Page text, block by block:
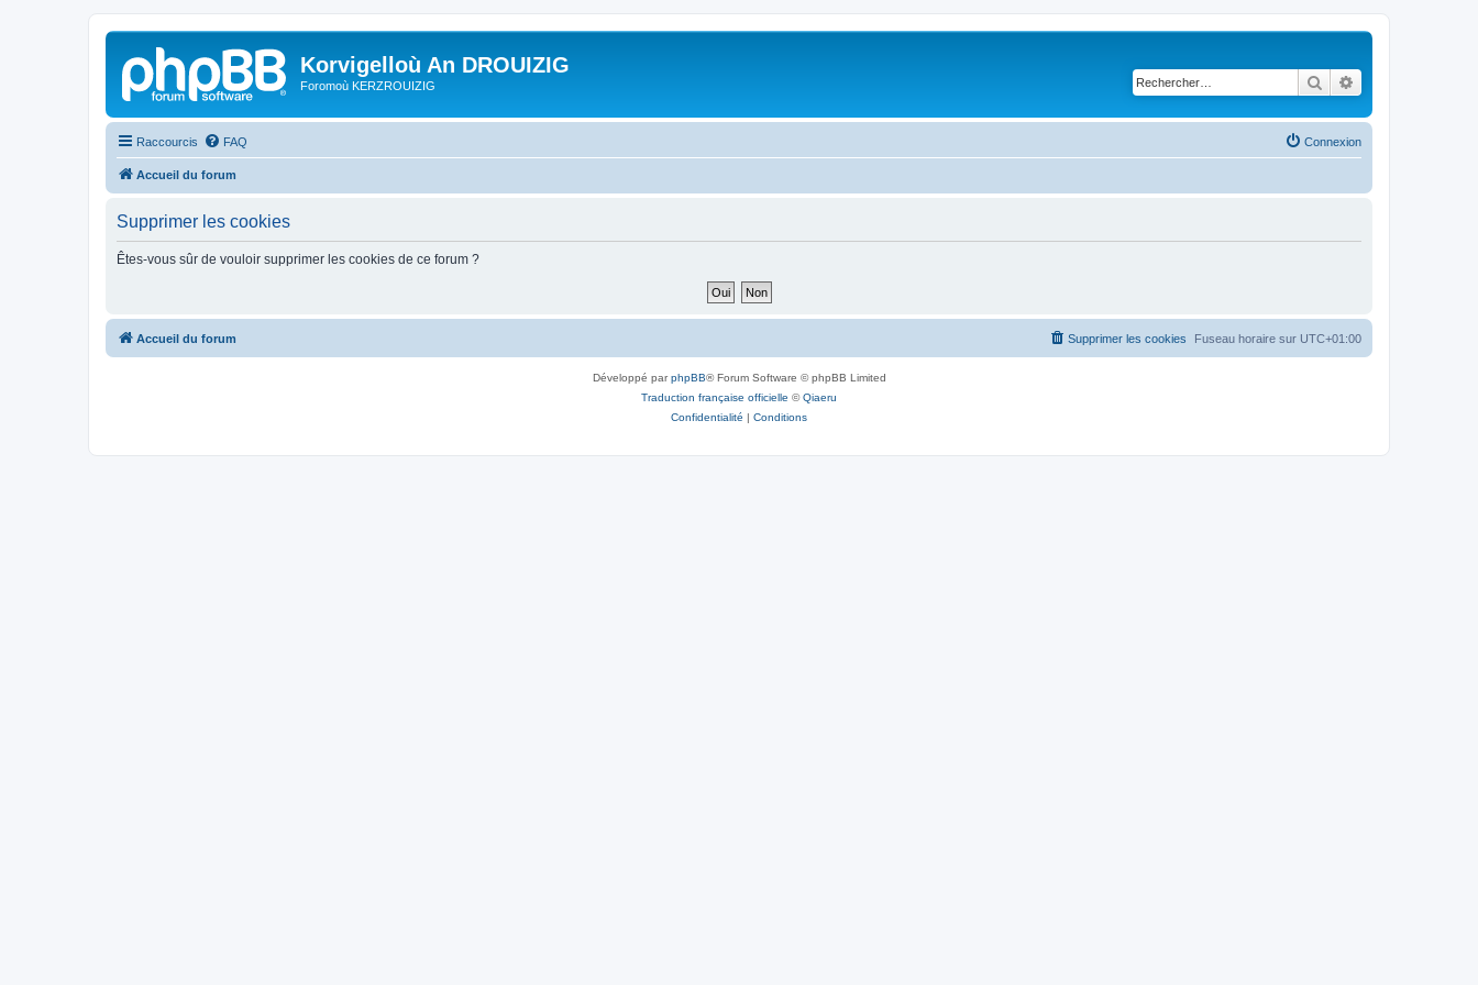
Korvigelloù An DROUIZIG
Foromoù KERZROUIZIG Rechercher
Raccourcis FAQ Connexion
Accueil du forum
Supprimer les cookies
Êtes-vous sûr de vouloir supprimer les cookies de ce forum ?
Accueil du forum Fuseau horaire sur UTC+01:00
Supprimer les cookies
Développé parphpBB® Forum Software © phpBB Limited
Traduction française officielle ©Qiaeru
Confidentialité | Conditions